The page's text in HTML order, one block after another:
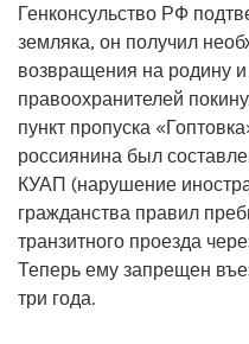
Генконсульство РФ
земляка, он получил
возвращения на родину
правоохранителей
пункт пропуска
россиянина был
КУАП (нарушение
гражданства правил
транзитного проезда
Теперь ему запрещен
три года.